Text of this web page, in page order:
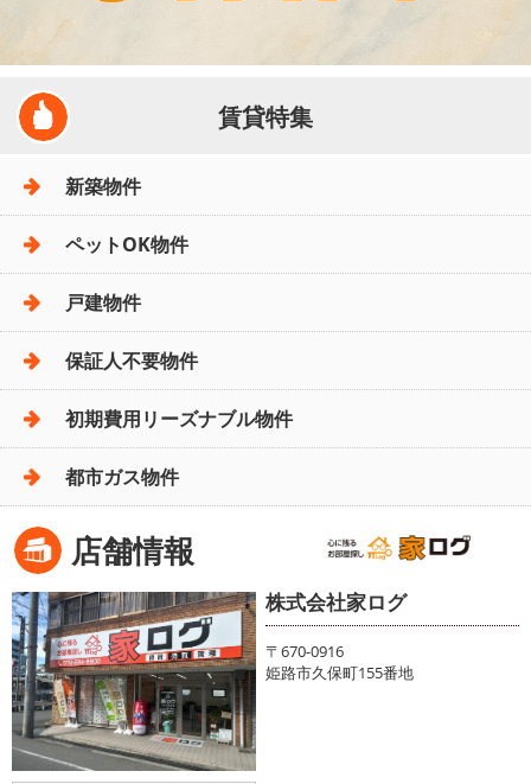
賃貸特集
新築物件
ペットOK物件
戸建物件
保証人不要物件
初期費用リーズナブル物件
都市ガス物件
店舗情報
株式会社家ログ
〒670-0916
姫路市久保町155番地